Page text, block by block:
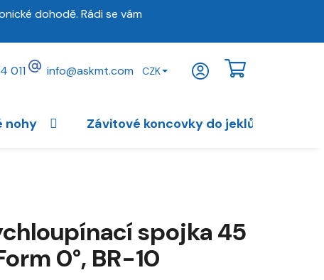
dohodě. Rádi se vám
011 info@askmt.com CZK
KOŠÍK
nohy Závitové koncovky do jeklů
spojka 45
0°, BR-10